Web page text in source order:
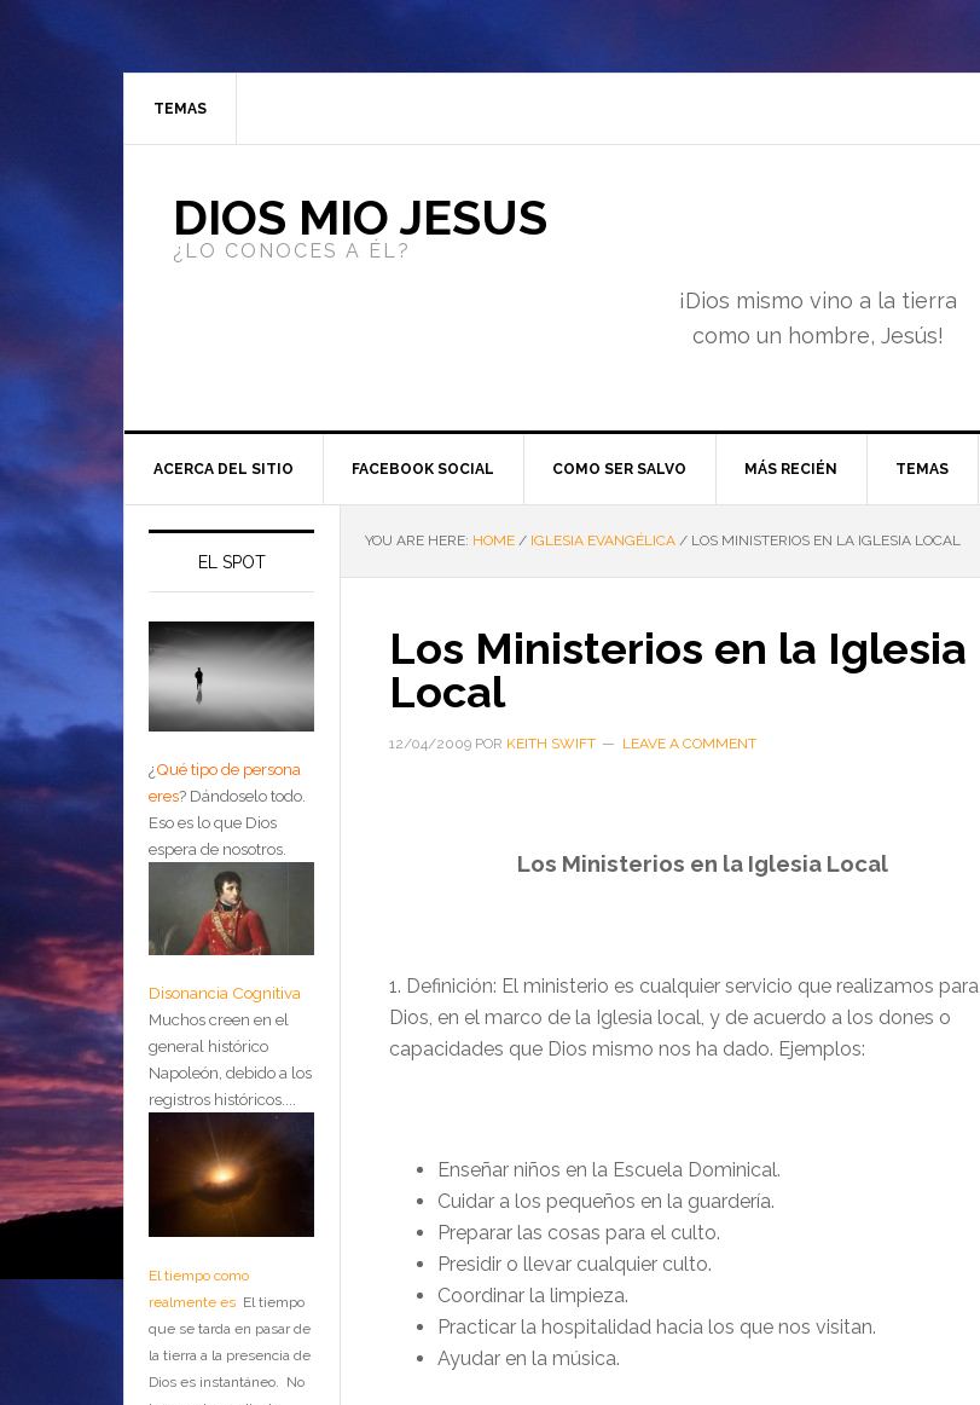
TEMAS
DIOS MIO JESUS
¿LO CONOCES A ÉL?
¡Dios mismo vino a la tierra
como un hombre, Jesús!
ACERCA DEL SITIO FACEBOOK SOCIAL COMO SER SALVO MÁS RECIÉN TEMAS
YOU ARE HERE: HOME / IGLESIA EVANGÉLICA / LOS MINISTERIOS EN LA IGLESIA LOCAL
Los Ministerios en la Iglesia
Local
12/04/2009 POR KEITH SWIFT LEAVE A COMMENT
Los Ministerios en la Iglesia Local
1. Definición: El ministerio es cualquier servicio que realizamos para
Dios, en el marco de la Iglesia local, y de acuerdo a los dones o
capacidades que Dios mismo nos ha dado. Ejemplos:
Enseñar niños en la Escuela Dominical.
Cuidar a los pequeños en la guardería.
Preparar las cosas para el culto.
Presidir o llevar cualquier culto.
Coordinar la limpieza.
Practicar la hospitalidad hacia los que nos visitan.
Ayudar en la música.
EL SPOT
¿Qué tipo de persona
eres? Dándoselo todo.
Eso es lo que Dios
espera de nosotros.
Disonancia Cognitiva
Muchos creen en el
general histórico
Napoleón, debido a los
registros históricos....
El tiempo como
realmente es El tiempo
que se tarda en pasar de
la tierra a la presencia de
Dios es instantáneo. No